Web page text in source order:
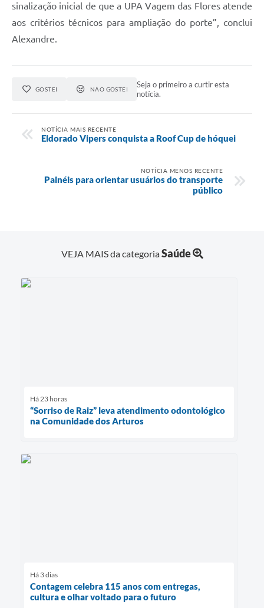
sinalização inicial de que a UPA Vagem das Flores atende
aos critérios técnicos para ampliação do porte”, conclui
Alexandre.
GOSTEI NÃO GOSTEI
Seja o primeiro a curtir esta
notícia.
NOTÍCIA MAIS RECENTE
Eldorado Vipers conquista a Roof Cup de hóquei
NOTÍCIA MENOS RECENTE
Painéis para orientar usuários do transporte
público
VEJA MAIS da categoriaSaúde
Há 23 horas
“Sorriso de Raiz” leva atendimento odontológico
na Comunidade dos Arturos
Há 3 dias
Contagem celebra 115 anos com entregas,
cultura e olhar voltado para o futuro